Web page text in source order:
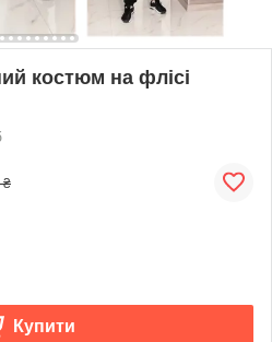
костюм на флісі
₴
Купити